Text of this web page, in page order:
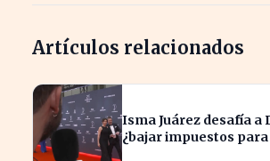
Artículos relacionados
Isma Juárez desafía a
¿bajar impuestos para